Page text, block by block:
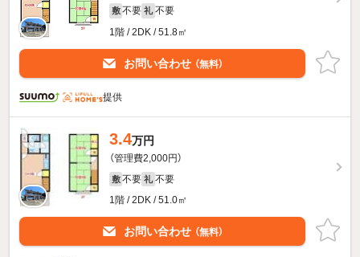
敷 不要 礼 不要
1階 / 2DK / 51.8㎡
お問い合わせ （無料）
提供
3.4万円
（管理費2,000円）
敷 不要 礼 不要
1階 / 2DK / 51.0㎡
お問い合わせ （無料）